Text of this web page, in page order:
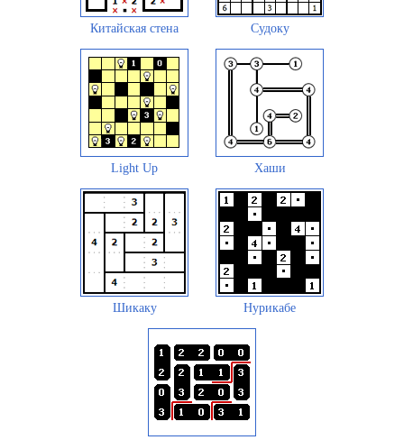
Китайская стена Судоку
Light Up Хаши
Шикаку Нурикабе